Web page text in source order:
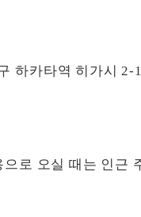
하카타역 히가시 2-
로 오실 때는 인근